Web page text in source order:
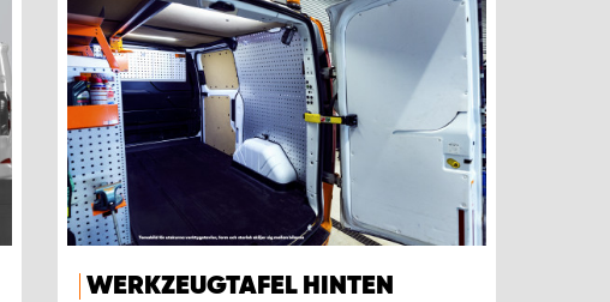
WERKZEUGTAFEL HINTEN